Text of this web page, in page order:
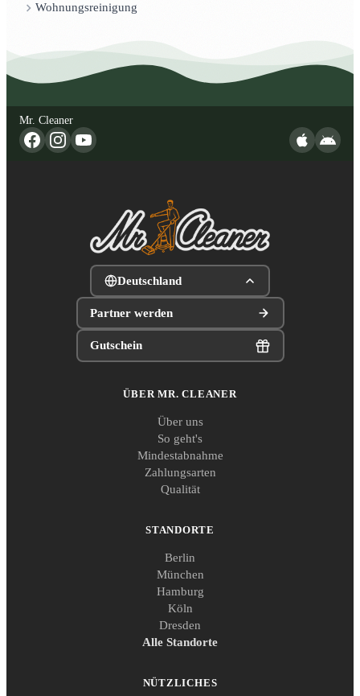
Wohnungsreinigung
Mr. Cleaner
Deutschland
Partner werden
Gutschein
ÜBER MR. CLEANER
Über uns
So geht's
Mindestabnahme
Zahlungsarten
Qualität
STANDORTE
Berlin
München
Hamburg
Köln
Dresden
Alle Standorte
NÜTZLICHES